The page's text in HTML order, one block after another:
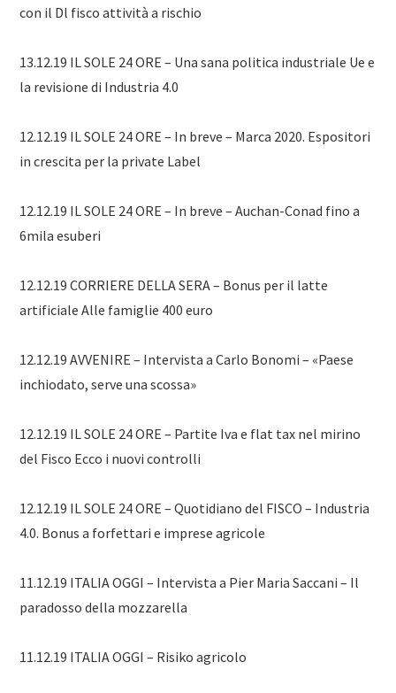
con il Dl fisco attività a rischio
13.12.19 IL SOLE 24 ORE – Una sana politica industriale Ue e
la revisione di Industria 4.0
12.12.19 IL SOLE 24 ORE – In breve – Marca 2020. Espositori
in crescita per la private Label
12.12.19 IL SOLE 24 ORE – In breve – Auchan-Conad fino a
6mila esuberi
12.12.19 CORRIERE DELLA SERA – Bonus per il latte
artificiale Alle famiglie 400 euro
12.12.19 AVVENIRE – Intervista a Carlo Bonomi – «Paese
inchiodato, serve una scossa»
12.12.19 IL SOLE 24 ORE – Partite Iva e flat tax nel mirino
del Fisco Ecco i nuovi controlli
12.12.19 IL SOLE 24 ORE – Quotidiano del FISCO – Industria
4.0. Bonus a forfettari e imprese agricole
11.12.19 ITALIA OGGI – Intervista a Pier Maria Saccani – Il
paradosso della mozzarella
11.12.19 ITALIA OGGI – Risiko agricolo